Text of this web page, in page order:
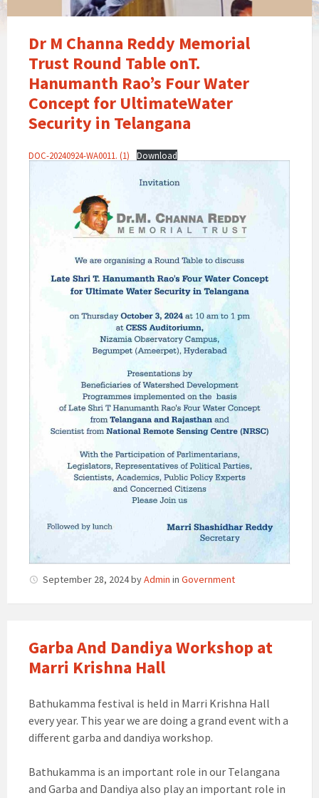
Concept
for
UltimateWater
Security
in
Telangana
Dr M Channa Reddy Memorial
Trust Round Table onT.
Hanumanth Rao’s Four Water
Concept for UltimateWater
Security in Telangana
DOC-20240924-WA0011. (1) Download
September 28, 2024byAdmin in Government
Garba And Dandiya Workshop at
Marri Krishna Hall
Bathukamma festival is held in Marri Krishna Hall
every year. This year we are doing a grand event with a
different garba and dandiya workshop.
Bathukamma is an important role in our Telangana
and Garba and Dandiya also play an important role in